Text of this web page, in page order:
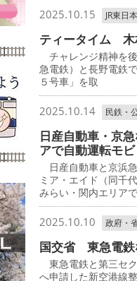
2025.10.15 JR東日
ティータイム 木
チャレンジ精神を
急電鉄）と長野電鉄
５号車」を取
2025.10.14 民鉄・
日産自動車・京
アで自動運転モ
日産自動車と京浜
ミア・エイド（同千
みらい・関内エリア
2025.10.10 政府・
国交省 東急電鉄
東急電鉄と第三セ
へ申請した新空港線